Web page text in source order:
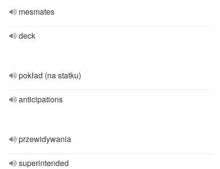
mesmates
deck
pokład (na statku)
anticipations
przewidywania
superintended